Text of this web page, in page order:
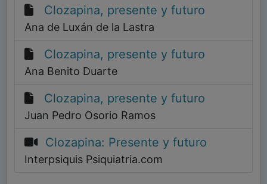
Clozapina, presente y futuro
Ana de Luxán de la Lastra
Clozapina, presente y futuro
Ana Benito Duarte
Clozapina, presente y futuro
Juan Pedro Osorio Ramos
Clozapina: Presente y futuro
Interpsiquis Psiquiatria.com